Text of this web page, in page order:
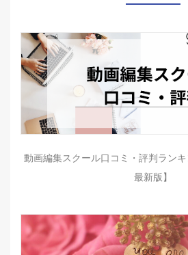
動画編集スクール口コミ・評判ラン
最新版】